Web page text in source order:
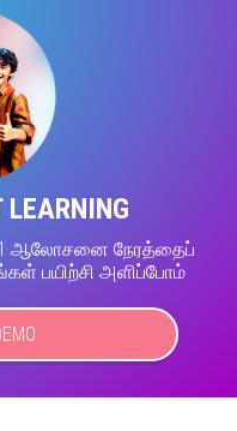
ஆலோசனை நேரத்தைப்
பயிற்சி அளிப்போம்